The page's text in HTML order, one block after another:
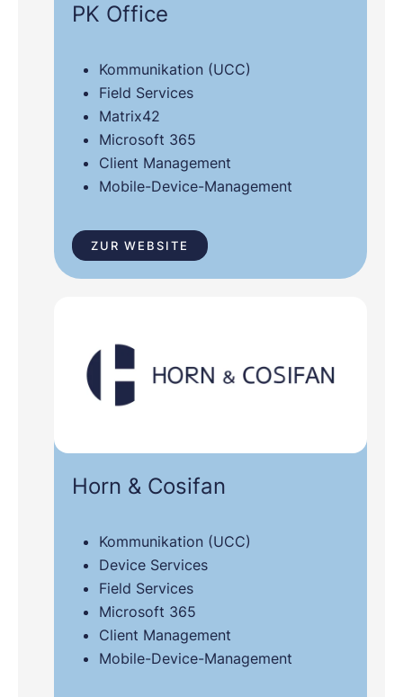
PK Office
Kommunikation (UCC)
Field Services
Matrix42
Microsoft 365
Client Management
Mobile-Device-Management
ZUR WEBSITE
Horn & Cosifan
Kommunikation (UCC)
Device Services
Field Services
Microsoft 365
Client Management
Mobile-Device-Management